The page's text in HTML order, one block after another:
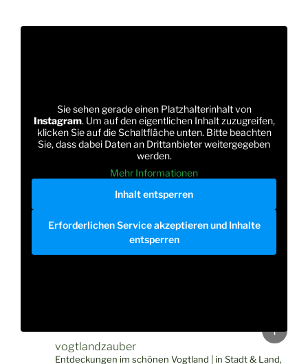
Back
to
Sie sehen gerade einen Platzhalterinhalt von
Instagram. Um auf den eigentlichen Inhalt zuzugreifen,
klicken Sie auf die Schaltfläche unten. Bitte beachten
Sie, dass dabei Daten an Drittanbieter weitergegeben
werden.
Mehr Informationen
Inhalt entsperren
Erforderlichen Service akzeptieren und Inhalte
entsperren
vogtlandzauber
Entdeckungen im schönen Vogtland | in Stadt & Land,